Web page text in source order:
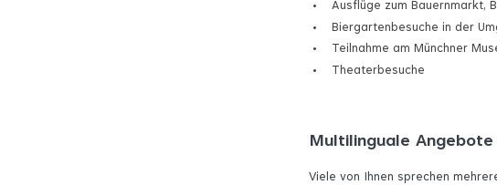
Ausflüge zum Bauernmarkt,
Biergartenbesuche in der
Teilnahme am Münchner
Theaterbesuche
Multilinguale Angebote
Viele von Ihnen sprechen